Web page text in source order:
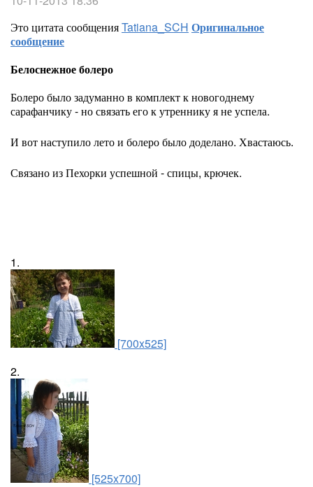
Это цитата сообщенияTatiana_SCH Оригинальное
сообщение
Белоснежное болеро
Болеро было задуманно в комплект к новогоднему
сарафанчику - но связать его к утреннику я не успела.
И вот наступило лето и болеро было доделано. Хвастаюсь.
Связано из Пехорки успешной - спицы, крючек.
1.
[700x525]
2.
[525x700]